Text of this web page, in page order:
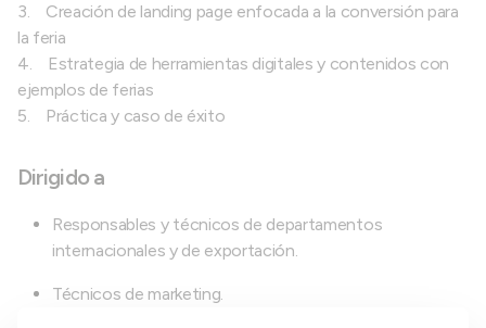
3. Creación de landing page enfocada a la conversión para
la feria
4. Estrategia de herramientas digitales y contenidos con
ejemplos de ferias
5. Práctica y caso de éxito
Dirigido a
Responsables y técnicos de departamentos
internacionales y de exportación.
Técnicos de marketing.